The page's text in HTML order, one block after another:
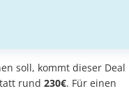
soll, kommt dieser Deal
rund 230€. Für einen